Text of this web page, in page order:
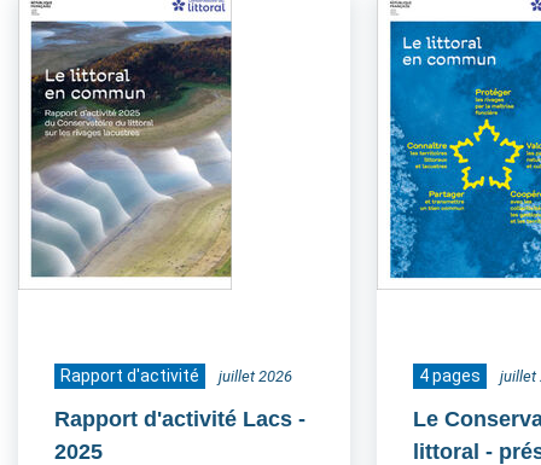
Rapport d'activité juillet 2026
Rapport d'activité Lacs -
2025
4 pages juillet
Le
littoral -